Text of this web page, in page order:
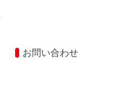
お問い合わせ